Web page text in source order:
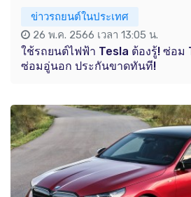
ข่าวรถยนต์ในประเทศ
26 พ.ค. 2566 เวลา 13:05 น.
ใช้รถยนต์ไฟฟ้า Tesla ต้องรู้! ซ่อม
ซ่อมอู่นอก ประกันขาดทันที!